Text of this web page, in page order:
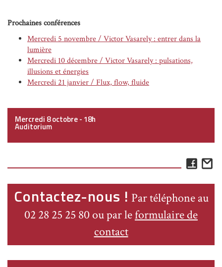
Prochaines conférences
Mercredi 5 novembre / Victor Vasarely : entrer dans la
lumière
Mercredi 10 décembre / Victor Vasarely : pulsations,
illusions et énergies
Mercredi 21 janvier / Flux, flow, fluide
Mercredi 8 octobre - 18h
Auditorium
Contactez-nous ! Par téléphone au
02 28 25 25 80 ou par leformulaire de
contact